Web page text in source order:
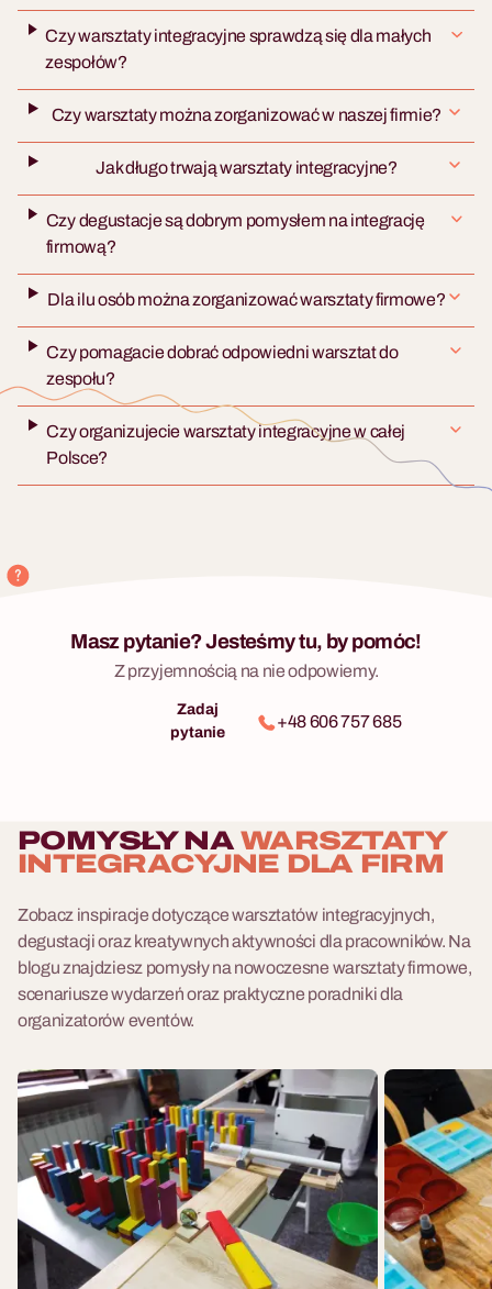
Czy warsztaty integracyjne sprawdzą się dla małych
zespołów?
Czy warsztaty można zorganizować w naszej firmie?
Jak długo trwają warsztaty integracyjne?
Czy degustacje są dobrym pomysłem na integrację
firmową?
Dla ilu osób można zorganizować warsztaty firmowe?
Czy pomagacie dobrać odpowiedni warsztat do
zespołu?
Czy organizujecie warsztaty integracyjne w całej
Polsce?
Masz pytanie? Jesteśmy tu, by pomóc!
Z przyjemnością na nie odpowiemy.
Zadaj
pytanie
+48 606 757 685
POMYSŁY NAWARSZTATY
INTEGRACYJNE DLA FIRM
Zobacz inspiracje dotyczące warsztatów integracyjnych,
degustacji oraz kreatywnych aktywności dla pracowników. Na
blogu znajdziesz pomysły na nowoczesne warsztaty firmowe,
scenariusze wydarzeń oraz praktyczne poradniki dla
organizatorów eventów.